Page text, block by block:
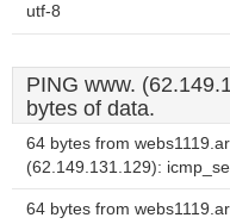
utf-8
PING www.
bytes of data.
64 bytes from
(62.149.131.129):
64 bytes from